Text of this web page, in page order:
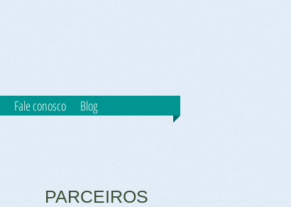
Fale conosco Blog
PARCEIROS